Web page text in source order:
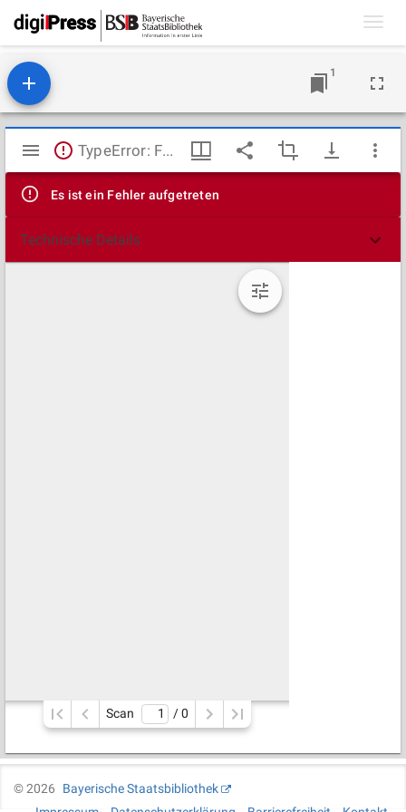
1
Mirador
Viewer
TypeError: Failed to fetch
Es ist ein Fehler aufgetreten
Technische Details
Scan / 0
©2026
Bayerische Staatsbibliothek